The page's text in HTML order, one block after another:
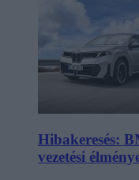
Hibakeresés:
vezetési